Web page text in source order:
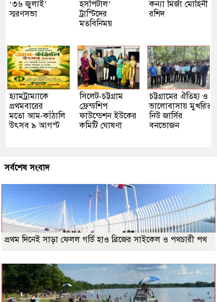
‘৩৬ জুলাই’
স্মরণসভা
হসপিটাল’
ট্রাস্টিদের
মতবিনিময়
কন্যা মির্জা মোহিনী
রশিদ
হ্যামট্রাম্যাকে
প্রথমবারের
মতো আম-কাঁঠালি
উৎসব ৯ আগস্ট
সিলেট-চট্টগ্রাম
ফ্রেন্ডশিপ
ফাউন্ডেশন ইউকের
কমিটি ঘোষণা
চট্টগ্রামের ঐতিহ্য ও
ভালোবাসায় মুখরিত
নিউ জার্সির
বনভোজন
সর্বশেষ সংবাদ
প্রথম দিনেই সাড়া ফেলল গর্ডি হাও ব্রিজের সাইকেল ও পথচারী পথ